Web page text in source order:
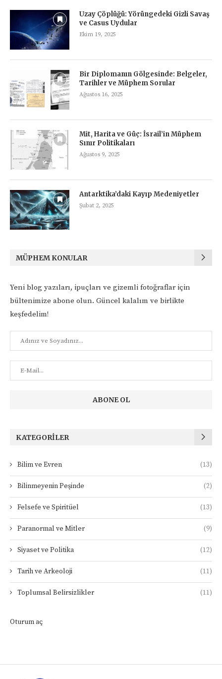
Uzay Çöplüğü: Yörüngedeki Gizli Savaş
ve Casus Uydular
Ekim 19, 2025
Bir Diplomanın Gölgesinde: Belgeler,
Tarihler ve Müphem Sorular
Ağustos 16, 2025
Mit, Harita ve Güç: İsrail’in Müphem
Sınır Politikaları
Ağustos 9, 2025
Antarktika’daki Kayıp Medeniyetler
Şubat 2, 2025
MÜPHEM KONULAR
Yeni blog yazıları, ipuçları ve gizemli fotoğraflar için
bültenimize abone olun. Güncel kalalım ve birlikte
keşfedelim!
KATEGORILER
Bilim ve Evren (13)
Bilinmeyenin Peşinde (2)
Felsefe ve Spiritüel (13)
Paranormal ve Mitler (9)
Siyaset ve Politika (12)
Tarih ve Arkeoloji (11)
Toplumsal Belirsizlikler (11)
Oturum aç